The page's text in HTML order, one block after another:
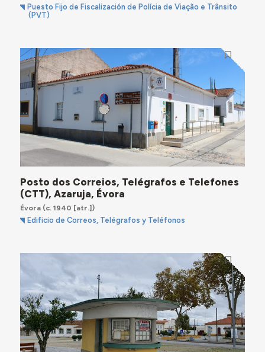
Puesto Fijo de Fiscalización de Polícia de Viação e Trânsito
(PVT)
Posto dos Correios, Telégrafos e Telefones
(CTT), Azaruja, Évora
Évora(c. 1940 [atr.])
Edificio de Correos, Telégrafos y Teléfonos